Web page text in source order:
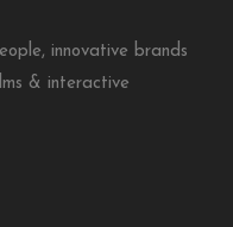
innovative brands
& interactive